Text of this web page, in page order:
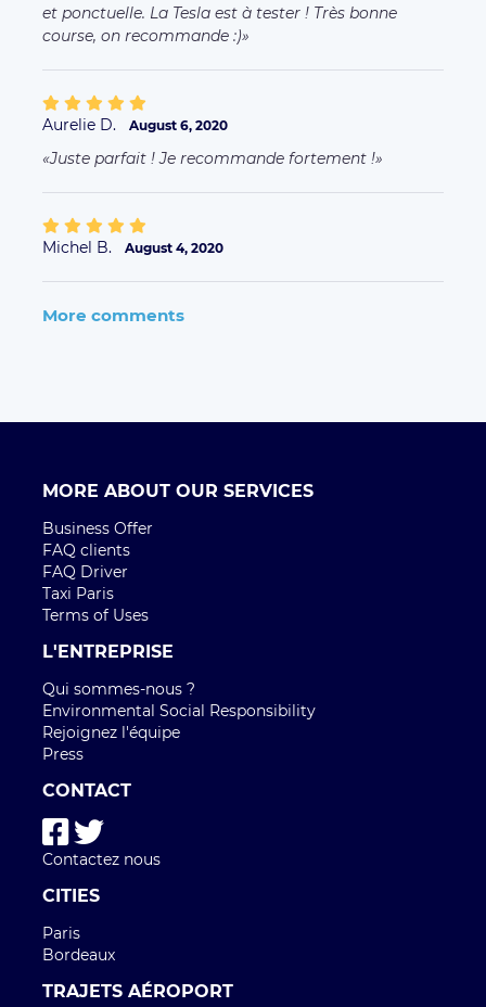
et ponctuelle. La Tesla est à tester ! Très bonne
course, on recommande :)
Aurelie D. August 6, 2020
Juste parfait ! Je recommande fortement !
Michel B. August 4, 2020
More comments
MORE ABOUT OUR SERVICES
Business Offer
FAQ clients
FAQ Driver
Taxi Paris
Terms of Uses
L'ENTREPRISE
Qui sommes-nous ?
Environmental Social Responsibility
Rejoignez l'équipe
Press
CONTACT
Contactez nous
CITIES
Paris
Bordeaux
TRAJETS AÉROPORT